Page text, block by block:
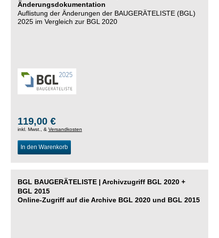
Änderungsdokumentation
Auflistung der Änderungen der BAUGERÄTELISTE (BGL)
2025 im Vergleich zur BGL 2020
119,00 €
inkl. Mwst., & Versandkosten
In den Warenkorb
BGL BAUGERÄTELISTE | Archivzugriff BGL 2020 +
BGL 2015
Online-Zugriff auf die Archive BGL 2020 und BGL 2015